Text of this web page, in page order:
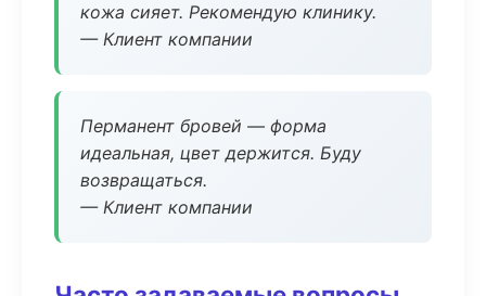
кожа сияет. Рекомендую клинику.
— Клиент компании
Перманент бровей — форма
идеальная, цвет держится. Буду
возвращаться.
— Клиент компании